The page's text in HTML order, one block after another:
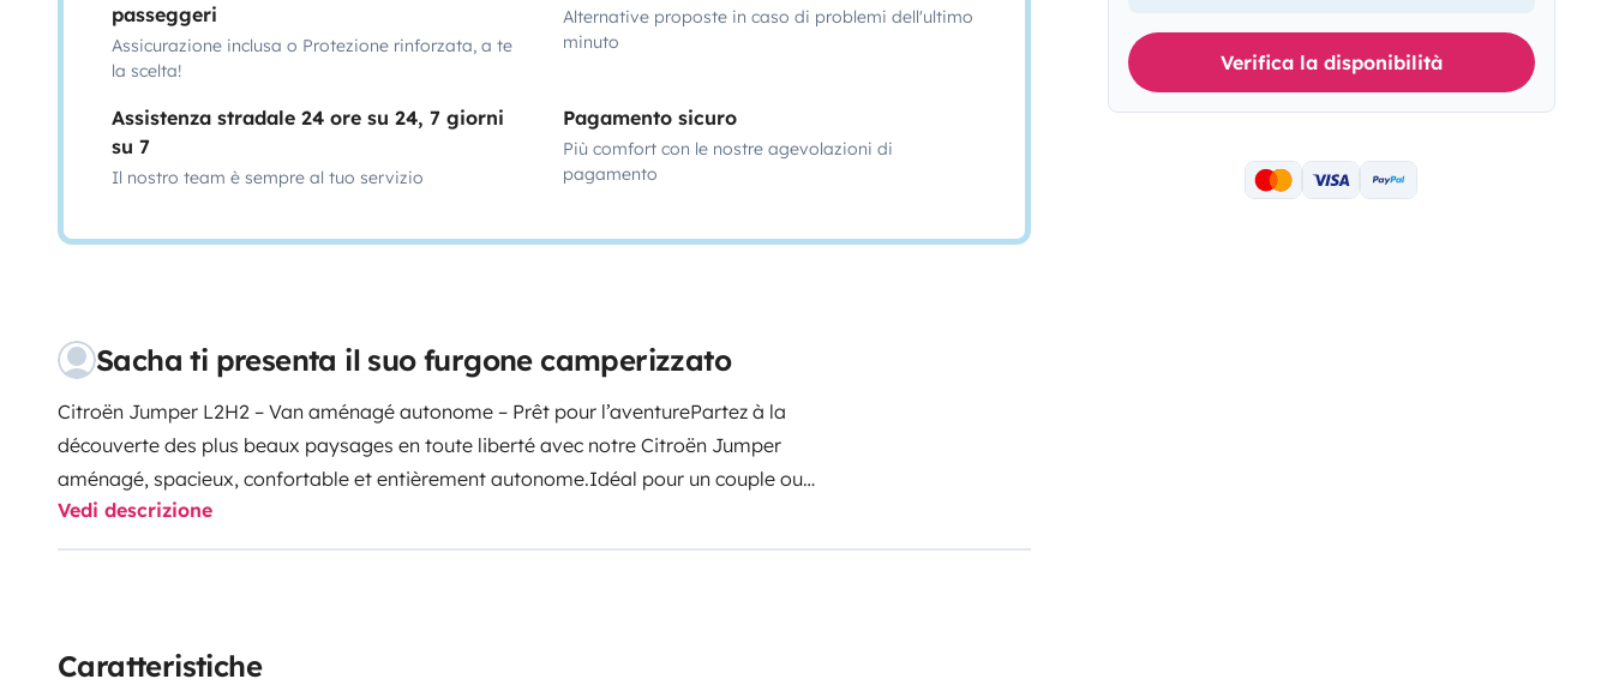
passeggeri
Assicurazione inclusa o Protezione rinforzata, a te
la scelta!
Alternative proposte in caso di problemi dell'ultimo
minuto
Assistenza stradale 24 ore su 24, 7 giorni
su 7
Il nostro team è sempre al tuo servizio
Pagamento sicuro
Più comfort con le nostre agevolazioni di
pagamento
Sacha ti presenta il suo furgone camperizzato
Citroën Jumper L2H2 – Van aménagé autonome – Prêt pour l’aventurePartez à la
découverte des plus beaux paysages en toute liberté avec notre Citroën Jumper
aménagé, spacieux, confortable et entièrement autonome.Idéal pour un couple ou
deux voyageurs souhaitant explorer la Bretagne ou ses alentours sans contrainte.Les
atouts du van☀️ Autonomie énergétique grâce à un panneau solaire de 400W🛏️ Lit
L2H2 : suffisamment spacieux pour vivre confortablement tout en restant facile à
Vedi descrizione
Caratteristiche
Verifica la disponibilità